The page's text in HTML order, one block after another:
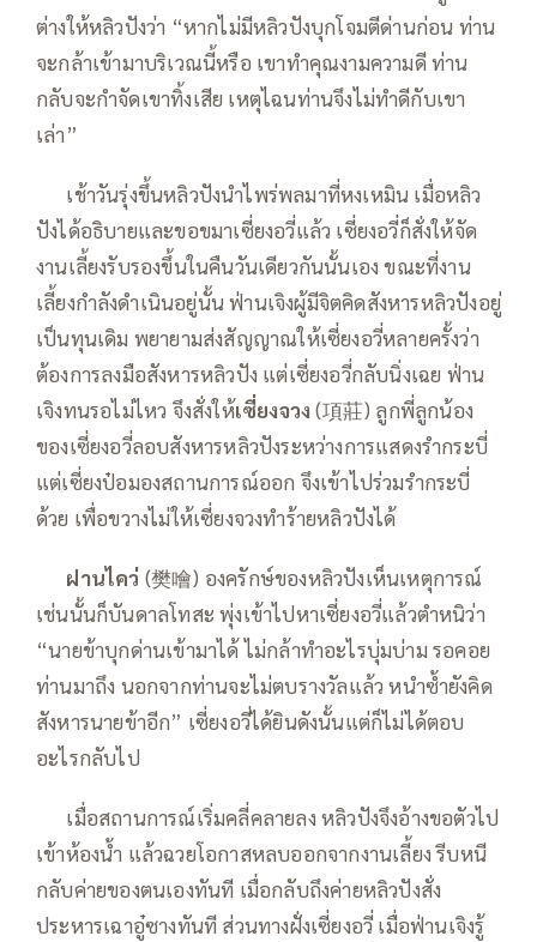
ต่างให้หลิวปังว่า “หากไม่มีหลิวปังบุกโจมตีด่านก่อน ท่าน
จะกล้าเข้ามาบริเวณนี้หรือ เขาทำคุณงามความดี ท่าน
กลับจะกำจัดเขาทิ้งเสีย เหตุไฉนท่านจึงไม่ทำดีกับเขา
เล่า”
เช้าวันรุ่งขึ้นหลิวปังนำไพร่พลมาที่หงเหมิน เมื่อหลิว
ปังได้อธิบายและขอขมาเซี่ยงอวี่แล้ว เซี่ยงอวี่ก็สั่งให้จัด
งานเลี้ยงรับรองขึ้นในคืนวันเดียวกันนั้นเอง ขณะที่งาน
เลี้ยงกำลังดำเนินอยู่นั้น ฟ่านเจิงผู้มีจิตคิดสังหารหลิวปังอยู่
เป็นทุนเดิม พยายามส่งสัญญาณให้เซี่ยงอวี่หลายครั้งว่า
ต้องการลงมือสังหารหลิวปัง แต่เซี่ยงอวี่กลับนิ่งเฉย ฟ่าน
เจิงทนรอไม่ไหว จึงสั่งให้เซี่ยงจวง (項莊) ลูกพี่ลูกน้อง
ของเซี่ยงอวี่ลอบสังหารหลิวปังระหว่างการแสดงรำกระบี่
แต่เซี่ยงป๋อมองสถานการณ์ออก จึงเข้าไปร่วมรำกระบี่
ด้วย เพื่อขวางไม่ให้เซี่ยงจวงทำร้ายหลิวปังได้
ฝานไคว่ (樊噲) องครักษ์ของหลิวปังเห็นเหตุการณ์
เช่นนั้นก็บันดาลโทสะ พุ่งเข้าไปหาเซี่ยงอวี่แล้วตำหนิว่า
“นายข้าบุกด่านเข้ามาได้ ไม่กล้าทำอะไรบุ่มบ่าม รอคอย
ท่านมาถึง นอกจากท่านจะไม่ตบรางวัลแล้ว หนำซ้ำยังคิด
สังหารนายข้าอีก” เซี่ยงอวี่ได้ยินดังนั้นแต่ก็ไม่ได้ตอบ
อะไรกลับไป
เมื่อสถานการณ์เริ่มคลี่คลายลง หลิวปังจึงอ้างขอตัวไป
เข้าห้องน้ำ แล้วฉวยโอกาสหลบออกจากงานเลี้ยง รีบหนี
กลับค่ายของตนเองทันที เมื่อกลับถึงค่ายหลิวปังสั่ง
ประหารเฉาอู๋ซางทันที ส่วนทางฝั่งเซี่ยงอวี่ เมื่อฟ่านเจิงรู้